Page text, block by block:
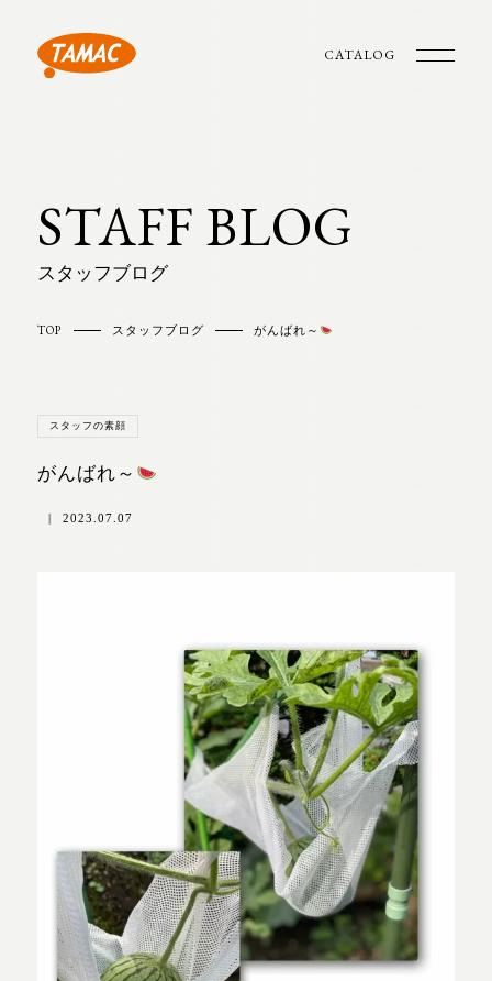
CATALOG
STAFF BLOG
スタッフブログ
TOP スタッフブログ がんばれ～
スタッフの素顔
がんばれ～
| 2023.07.07